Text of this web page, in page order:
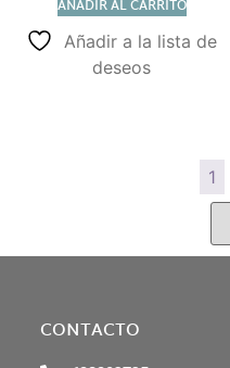
AÑADIR AL CARRITO
Añadir a la lista de
deseos
1
CONTACTO